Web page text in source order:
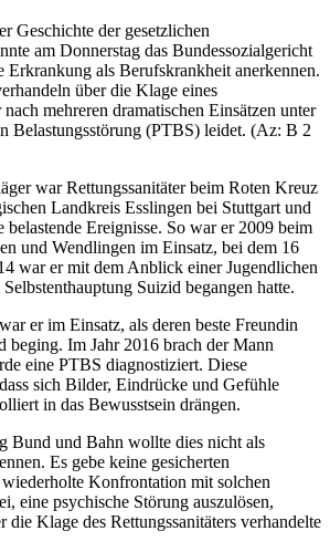
Geschichte der gesetzlichen
am Donnerstag das Bundessozialgericht
Erkrankung als Berufskrankheit anerkennen.
über die Klage eines
mehreren dramatischen Einsätzen unter
Belastungsstörung (PTBS) leidet. (Az: B 2
war Rettungssanitäter beim Roten Kreuz
Landkreis Esslingen bei Stuttgart und
belastende Ereignisse. So war er 2009 beim
und Wendlingen im Einsatz, bei dem 16
war er mit dem Anblick einer Jugendlichen
Suizid begangen hatte.
er im Einsatz, als deren beste Freundin
beging. Im Jahr 2016 brach der Mann
eine PTBS diagnostiziert. Diese
sich Bilder, Eindrücke und Gefühle
in das Bewusstsein drängen.
Bund und Bahn wollte dies nicht als
Es gebe keine gesicherten
wiederholte Konfrontation mit solchen
eine psychische Störung auszulösen,
die Klage des Rettungssanitäters verhandelte